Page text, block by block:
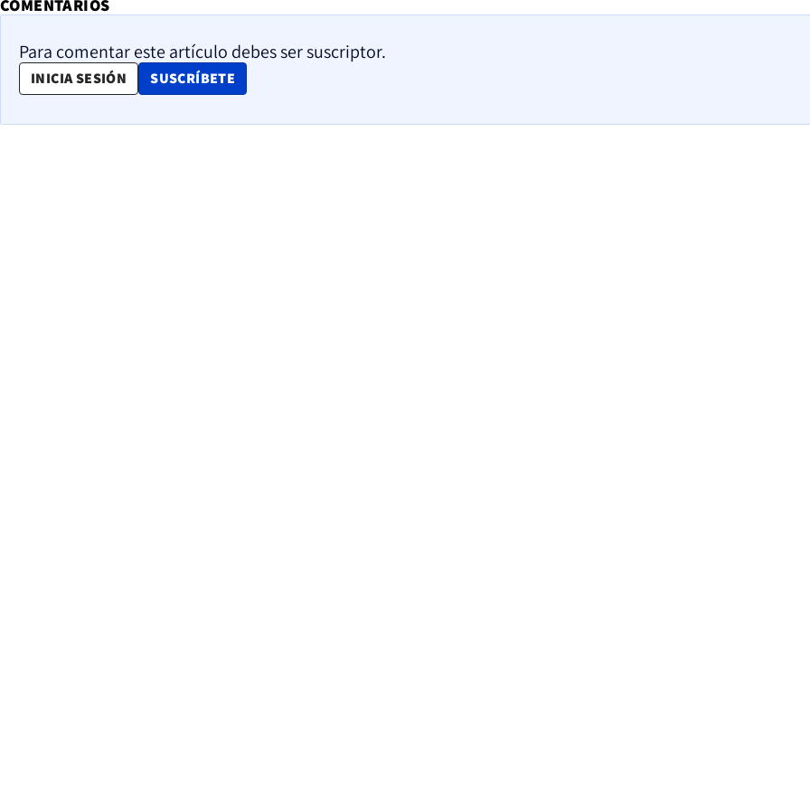
COMENTARIOS
Para comentar este artículo debes ser suscriptor.
INICIA SESIÓN SUSCRÍBETE
OPENS IN NEW WINDOW